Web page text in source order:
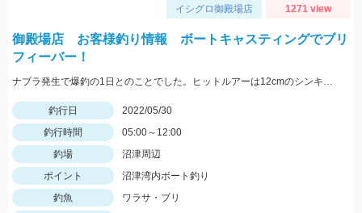
イシグロ御殿場店 1271 view
御殿場店 お客様釣り情報 ボートキャスティングでブリ
フィーバー！
ナブラ発生で爆釣の1日とのことでした。ヒットルアーは12cmのシンキングペンシル。 90㎝クラスの大型ブリ。おめでとうございます！
釣行日
2022/05/30
釣行時間
05:00～12:00
釣場
沼津周辺
ポイント
沼津湾内ボート釣り
釣魚
ワラサ・ブリ